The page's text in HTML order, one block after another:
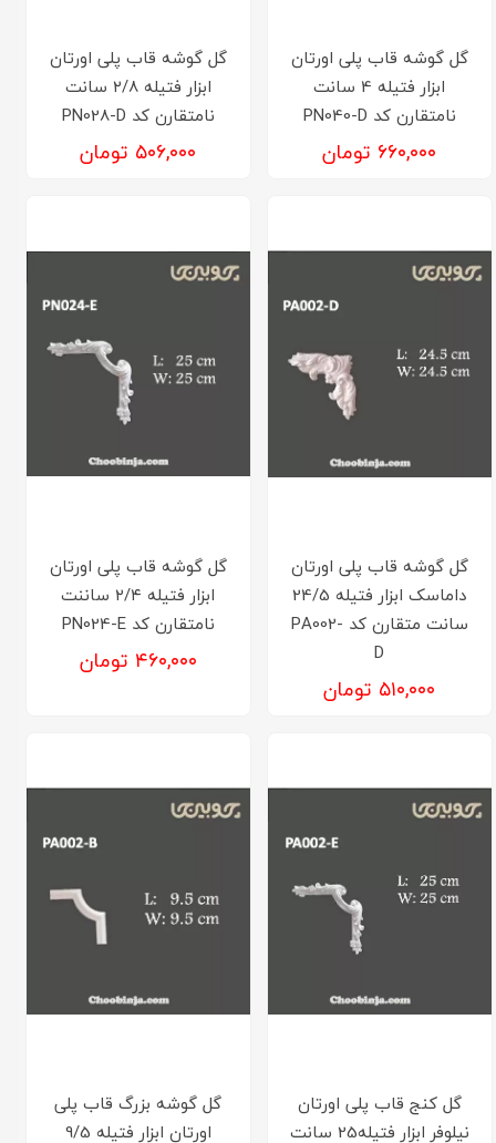
گل گوشه قاب پلی اورتان
ابزار فتیله 4 سانت
نامتقارن کد PN040-D
۶۶۰,۰۰۰ تومان
گل گوشه قاب پلی اورتان
ابزار فتیله ۲/8 سانت
نامتقارن کد PN028-D
۵۰۶,۰۰۰ تومان
گل گوشه قاب پلی اورتان
داماسک ابزار فتیله 24/5
سانت متقارن کد PA002-
D
۵۱۰,۰۰۰ تومان
گل گوشه قاب پلی اورتان
ابزار فتیله ۲/۴ ساننت
نامتقارن کد PN024-E
۴۶۰,۰۰۰ تومان
گل کنج قاب پلی اورتان
نیلوفر ابزار فتیله25 سانت
گل گوشه بزرگ قاب پلی
اورتان ابزار فتیله 9/5